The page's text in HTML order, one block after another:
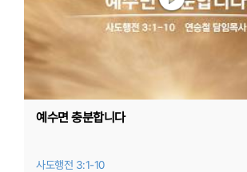
예수면 충분합니다
사도행전 3:1-10